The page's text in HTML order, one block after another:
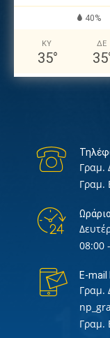
40%
ΚΥ
35°
ΔΕ
35
Γραμ.
Γραμ.
08:00
E-mail
Γραμ.
Γραμ.